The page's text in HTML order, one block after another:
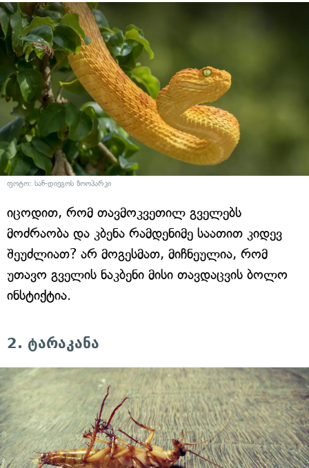
ფოტო: სან-დიეგოს ზოოპარკი
იცოდით, რომ თავმოკვეთილ გველებს
მოძრაობა და კბენა რამდენიმე საათით კიდევ
შეუძლიათ? არ მოგესმათ, მიჩნეულია, რომ
უთავო გველის ნაკბენი მისი თავდაცვის ბოლო
ინსტიქტია.
2. ტარაკანა